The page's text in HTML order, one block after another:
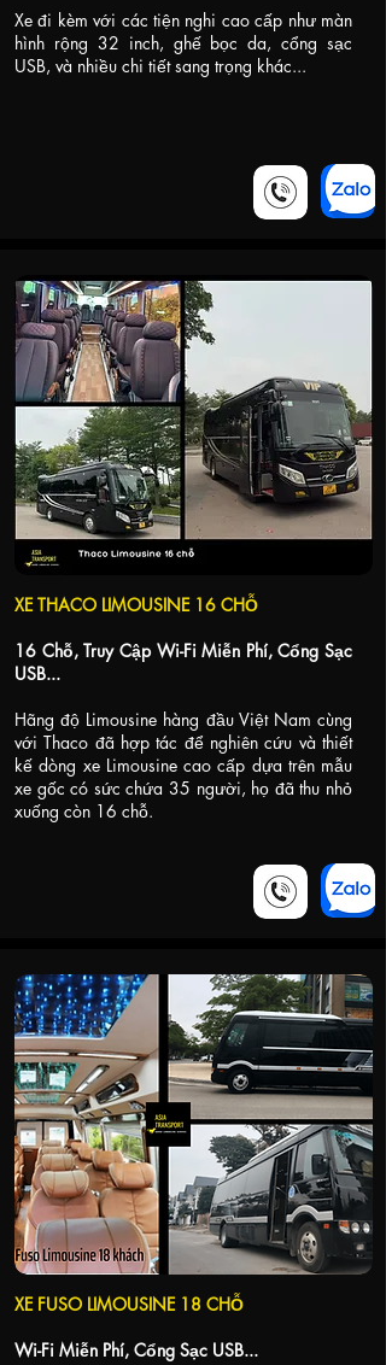
Xe đi kèm với các tiện nghi cao cấp như màn
hình rộng 32 inch, ghế bọc da, cổng sạc
USB, và nhiều chi tiết sang trọng khác...
XE THACO LIMOUSINE 16 CHỖ
16 Chỗ, Truy Cập Wi-Fi Miễn Phí, Cổng Sạc
USB...
Hãng độ Limousine hàng đầu Việt Nam cùng
với Thaco đã hợp tác để nghiên cứu và thiết
kế dòng xe Limousine cao cấp dựa trên mẫu
xe gốc có sức chứa 35 người, họ đã thu nhỏ
xuống còn 16 chỗ.
XE FUSO LIMOUSINE 18 CHỖ
Wi-Fi Miễn Phí, Cổng Sạc USB...